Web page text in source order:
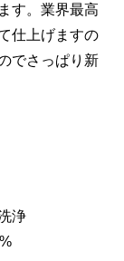
す。業界最高
仕上げますの
でさっぱり新
浄